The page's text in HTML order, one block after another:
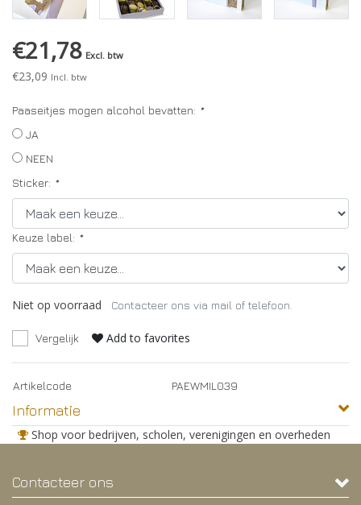
€21,78 Excl. btw
€23,09 Incl. btw
Paaseitjes mogen alcohol bevatten: *
JA
NEEN
Sticker: *
Keuze label: *
Niet op voorraad Contacteer ons via mail of telefoon.
Vergelijk Add to favorites
Artikelcode PAEWMIL039
Informatie
Shop voor bedrijven, scholen, verenigingen en overheden
Contacteer ons